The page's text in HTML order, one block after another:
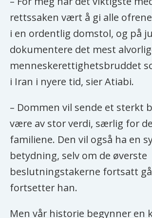
rettssaken vært å gi alle
i en ordentlig domstol, og på
dokumentere det mest
menneskerettighetsbruddet
i Iran i nyere tid, sier Atiabi.
– Dommen vil sende et sterkt
være av stor verdi, særlig for
familiene. Den vil også ha en
betydning, selv om de øverste
beslutningstakerne fortsatt
fortsetter han.
Men vår historie begynner en